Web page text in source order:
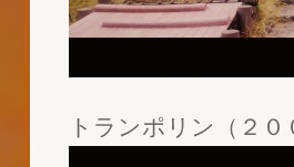
トランポリン（２